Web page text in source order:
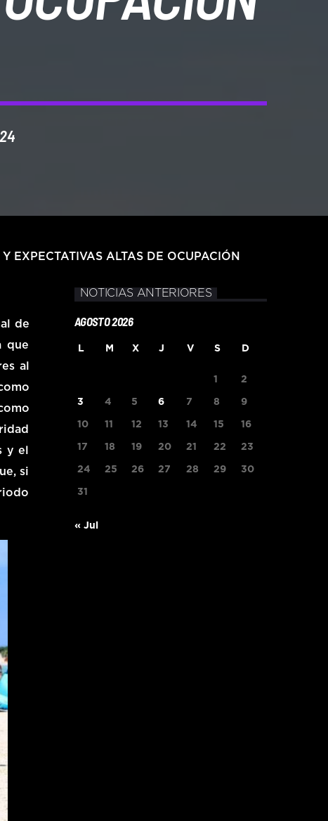
EXPECTATIVAS ALTAS DE OCUPACIÓN
de
que
al
y el
si
NOTICIAS ANTERIORES
AGOSTO 2026
L M X J V S D
1 2
3 4 5 6 7 8 9
10 11 12 13 14 15 16
17 18 19 20 21 22 23
24 25 26 27 28 29 30
31
« Jul